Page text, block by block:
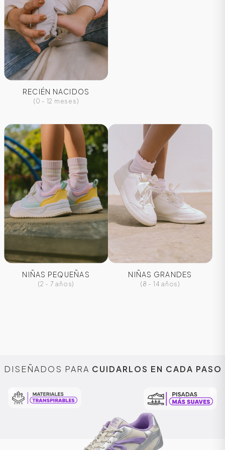
RECIÉN NACIDOS
(0 - 12 meses)
NIÑAS PEQUEÑAS
(2 - 7 años)
NIÑAS GRANDES
(8 - 14 años)
DISEÑADOS PARA CUIDARLOS EN CADA PASO